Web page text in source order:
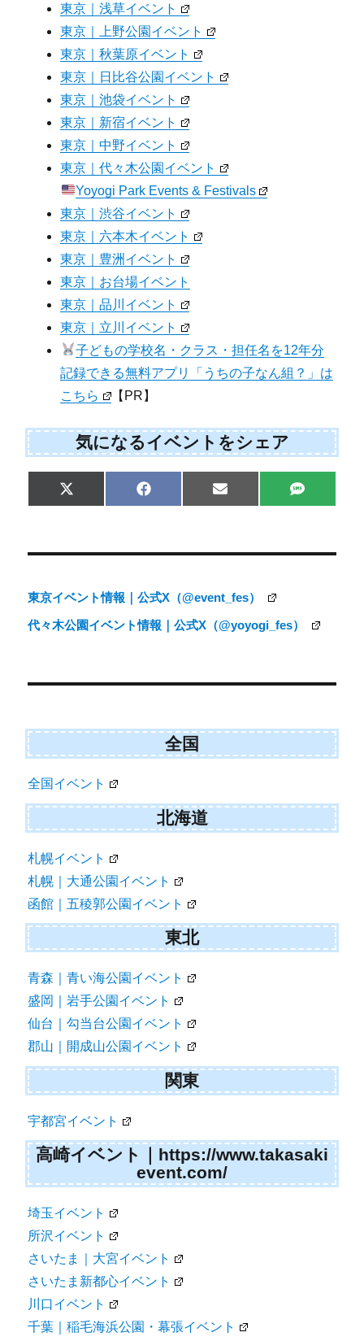
東京｜浅草イベント
東京｜上野公園イベント
東京｜秋葉原イベント
東京｜日比谷公園イベント
東京｜池袋イベント
東京｜新宿イベント
東京｜中野イベント
東京｜代々木公園イベント
Yoyogi Park Events & Festivals
東京｜渋谷イベント
東京｜六本木イベント
東京｜豊洲イベント
東京｜お台場イベント
東京｜品川イベント
東京｜立川イベント
子どもの学校名・クラス・担任名を12年分
記録できる無料アプリ「うちの子なん組？」は
こちら
【PR】
気になるイベントをシェア
Share
on
X
(
t
r
Share
on
F
a
o
Share
on
E
m
Share
on
S
M
東京イベント情報｜公式X（@event_fes）
代々木公園イベント情報｜公式X（@yoyogi_fes）
全国
全国イベント
北海道
札幌イベント
札幌｜大通公園イベント
函館｜五稜郭公園イベント
東北
青森｜青い海公園イベント
盛岡｜岩手公園イベント
仙台｜勾当台公園イベント
郡山｜開成山公園イベント
関東
宇都宮イベント
高崎イベント｜https://www.takasaki
event.com/
埼玉イベント
所沢イベント
さいたま｜大宮イベント
さいたま新都心イベント
川口イベント
千葉｜稲毛海浜公園・幕張イベント